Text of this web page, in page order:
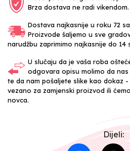
Brza dostava ne radi vikendom.
Dostava najkasnije u roku 72
Proizvode šaljemo u sve
narudžbu zaprimimo najkasnije do 14
U slučaju da je vaša roba
odgovara opisu molimo da
te da nam pošaljete slike kao dokaz
vezano za zamjenski proizvod ili
novca.
Dijeli: